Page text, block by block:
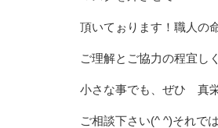
頂いてぉります！職人の
ご理解とご協力の程宜し
小さな事でも、ぜひ 真
ご相談下さい(^ ^)それで